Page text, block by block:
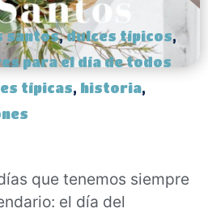
santos,dulces típicos,
para el día de todos
típicas, historia,
que tenemos siempre
el día del